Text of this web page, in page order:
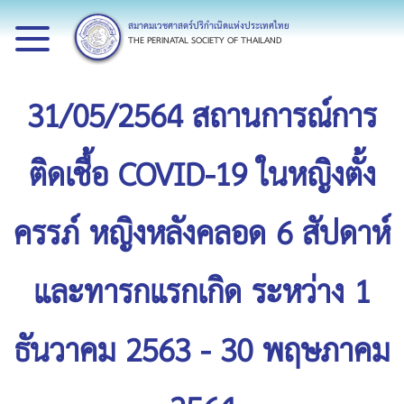
สมาคมเวชศาสตร์ปริกำเนิดแห่งประเทศไทย
THE PERINATAL SOCIETY OF THAILAND
31/05/2564 สถานการณ์การ
ติดเชื้อ COVID-19 ในหญิงตั้ง
ครรภ์ หญิงหลังคลอด 6 สัปดาห์
และทารกแรกเกิด ระหว่าง 1
ธันวาคม 2563 - 30 พฤษภาคม